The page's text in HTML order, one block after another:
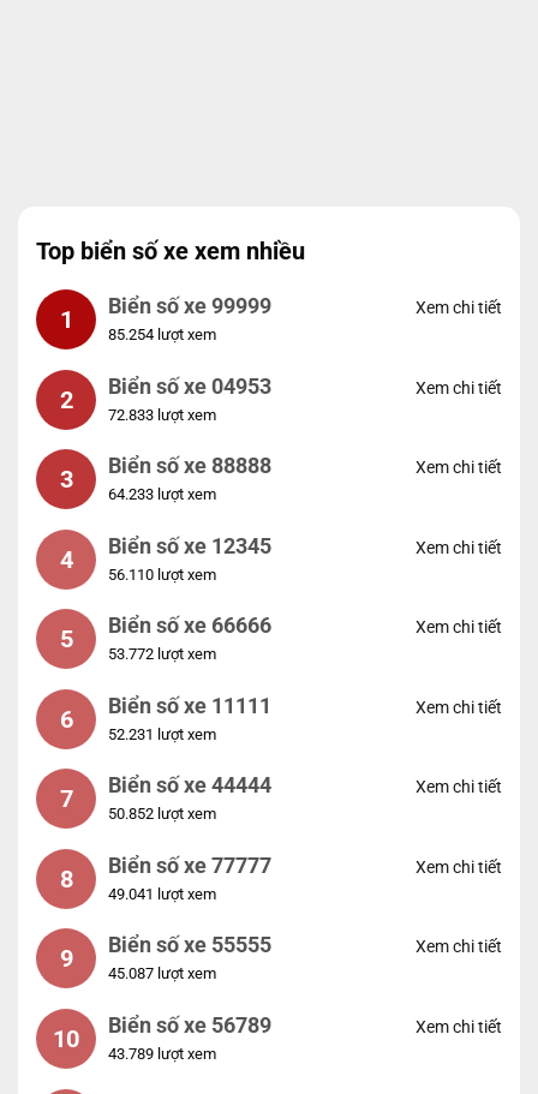
Top biển số xe xem nhiều
1 Biển số xe 99999
85.254 lượt xem
Xem chi tiết
2 Biển số xe 04953
72.833 lượt xem
Xem chi tiết
3 Biển số xe 88888
64.233 lượt xem
Xem chi tiết
4 Biển số xe 12345
56.110 lượt xem
Xem chi tiết
5 Biển số xe 66666
53.772 lượt xem
Xem chi tiết
6 Biển số xe 11111
52.231 lượt xem
Xem chi tiết
7 Biển số xe 44444
50.852 lượt xem
Xem chi tiết
8 Biển số xe 77777
49.041 lượt xem
Xem chi tiết
9 Biển số xe 55555
45.087 lượt xem
Xem chi tiết
10 Biển số xe 56789
43.789 lượt xem
Xem chi tiết